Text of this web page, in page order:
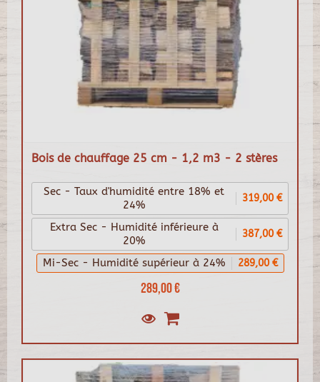
Bois de chauffage 25 cm - 1,2 m3 - 2 stères
289,00 €
Sec - Taux d'humidité entre 18% et
24%
319,00 €
Extra Sec - Humidité inférieure à
20%
387,00 €
Mi-Sec - Humidité supérieur à 24% 289,00 €